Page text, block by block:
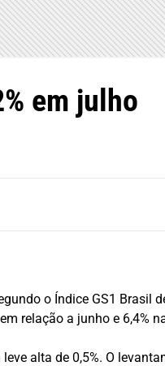
em julho
o Índice GS1 Brasil
relação a junho e 6,4%
alta de 0,5%. O